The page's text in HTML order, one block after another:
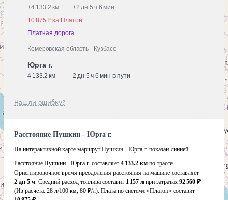
+4 133.2 км +2 дн 5 ч 6 мин
10 875 ₽ за Платон
Платная дорога
Кемеровская область - Кузбасс
Юрга г.
4 133.2 км 2 дн 5 ч 6 мин в пути
Нашли ошибку?
Расстояние Пушкин - Юрга г.
На интерактивной карте маршрут Пушкин - Юрга г. показан линией.
Расстояние Пушкин - Юрга г. составляет 4 133.2 км по трассе.
Ориентировочное время преодоления расстояния на машине составляет
2 дн 5 ч. Средний расход топлива составит 1 157 л при затратах 92 560 ₽
(Из расчёта: 28 л/100 км, 80 ₽/л). Плата по системе «Платон» составит